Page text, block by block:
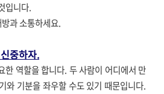
입니다.
과 소통하세요.
중하자.
역할을 합니다. 두 사람이 어디에서 만
와 기분을 좌우할 수도 있기 때문입니다.